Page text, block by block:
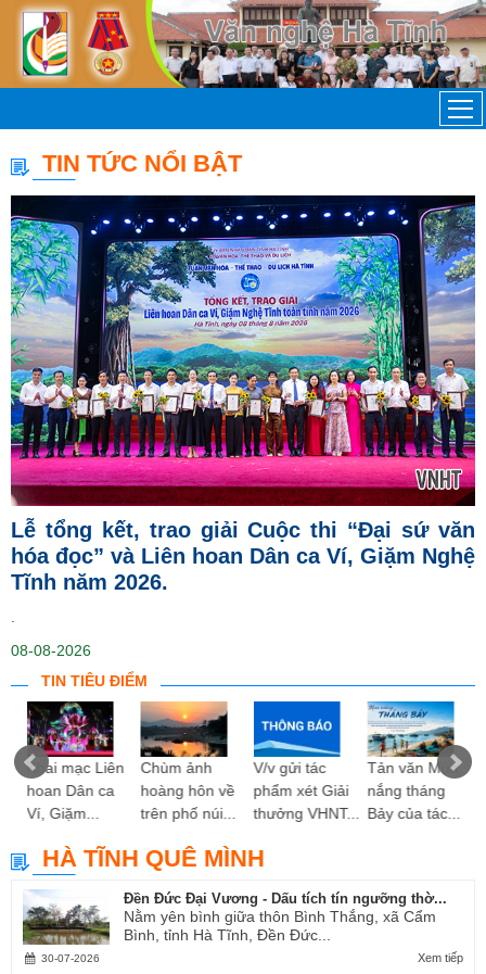
TIN TỨC NỔI BẬT
Lễ tổng kết, trao giải Cuộc thi “Đại sứ văn
hóa đọc” và Liên hoan Dân ca Ví, Giặm Nghệ
Tĩnh năm 2026.
08-08-2026
TIN TIÊU ĐIỂM
Khai mạc Liên
hoan Dân ca
Ví, Giặm...
Chùm ảnh
hoàng hôn về
trên phố núi...
V/v gửi tác
phẩm xét Giải
thưởng VHNT...
Tản văn Mùa
nắng tháng
Bảy của tác...
HÀ TĨNH QUÊ MÌNH
Đền Đức Đại Vương - Dấu tích tín ngưỡng thờ...
Nằm yên bình giữa thôn Bình Thắng, xã Cẩm
Bình, tỉnh Hà Tĩnh, Đền Đức...
Xem tiếp
30-07-2026